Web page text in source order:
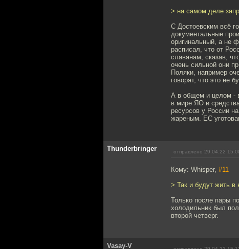
> на самом деле
С Достоевским всё
документальные
оригинальный, а не
расписал, что от
славянам, сказав,
очень сильной они
Поляки, например
говорят, что это не
А в общем и целом -
в мире ЯО и
ресурсов у России
жареным. ЕС
Thunderbringer отправлено 29.04.22
Кому: Whisper, #11
> Так и будут жить в
Только после пары
холодильник был
второй четверг.
Vasay-V